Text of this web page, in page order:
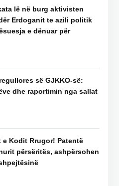
lë në burg aktivisten
Erdoganit te azili politik
e dënuar për
së GJKKO-së:
dhe raportimin nga sallat
Kodit Rrugor! Patentë
përsëritës, ashpërsohen